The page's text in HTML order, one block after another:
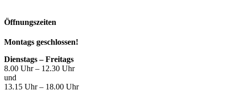
Öffnungszeiten
Montags geschlossen!
Dienstags – Freitags
8.00 Uhr – 12.30 Uhr
und
13.15 Uhr – 18.00 Uhr